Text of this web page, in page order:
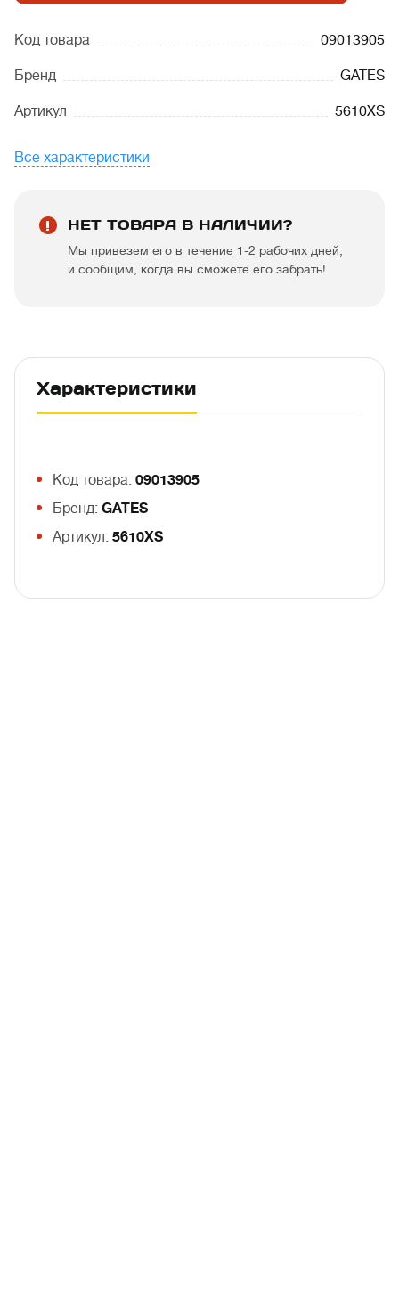
Код товара 09013905
Бренд GATES
Артикул 5610XS
Все характеристики
НЕТ ТОВАРА В НАЛИЧИИ?
Мы привезем его в течение 1-2 рабочих дней,
и сообщим, когда вы сможете его забрать!
Характеристики
Код товара: 09013905
Бренд: GATES
Артикул: 5610XS